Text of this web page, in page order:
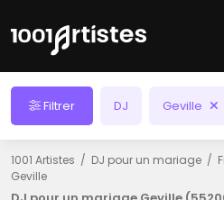
Filtrer DJ Geville
1001 Artistes DJ pour un mariage
Geville